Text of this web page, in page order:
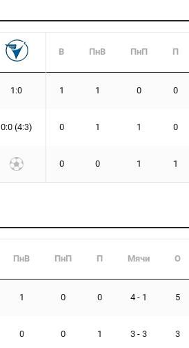
В ПнВ ПнП П
1:0 1 1 0 0
0:0 (4:3) 0 1 1 0
0 0 1 1
ПнВ ПнП П Мячи О
1 0 0 4 - 1 5
0 0 1 3 - 3 3